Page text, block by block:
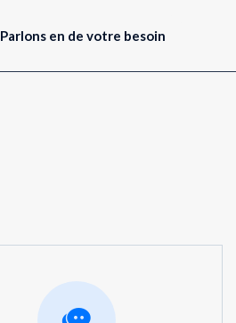
Parlons en de votre besoin